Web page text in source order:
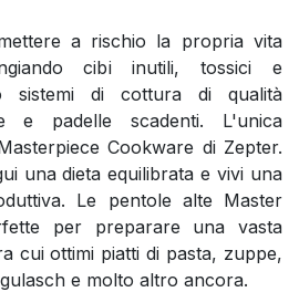
a rischio la propria vita
cibi inutili, tossici e
sistemi di cottura di qualità
e padelle scadenti. L'unica
Cookware di Zepter.
una dieta equilibrata e vivi una
Le pentole alte Master
per preparare una vasta
cui ottimi piatti di pasta, zuppe,
e molto altro ancora.